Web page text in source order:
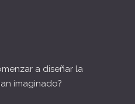
a diseñar la
imaginado?